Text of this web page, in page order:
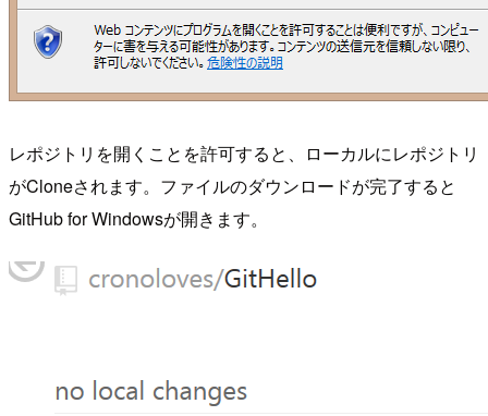
レポジトリを開くことを許可すると、ローカルにレポジトリ
がCloneされます。ファイルのダウンロードが完了すると
GitHub for Windowsが開きます。